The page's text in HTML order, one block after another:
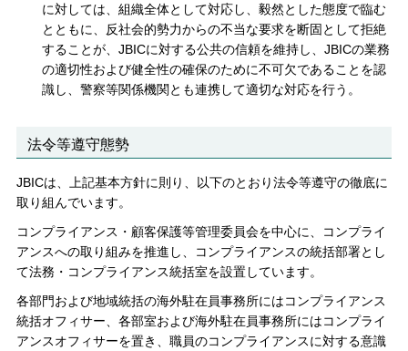
に対しては、組織全体として対応し、毅然とした態度で臨む
とともに、反社会的勢力からの不当な要求を断固として拒絶
することが、JBICに対する公共の信頼を維持し、JBICの業務
の適切性および健全性の確保のために不可欠であることを認
識し、警察等関係機関とも連携して適切な対応を行う。
法令等遵守態勢
JBICは、上記基本方針に則り、以下のとおり法令等遵守の徹底に
取り組んでいます。
コンプライアンス・顧客保護等管理委員会を中心に、コンプライ
アンスへの取り組みを推進し、コンプライアンスの統括部署とし
て法務・コンプライアンス統括室を設置しています。
各部門および地域統括の海外駐在員事務所にはコンプライアンス
統括オフィサー、各部室および海外駐在員事務所にはコンプライ
アンスオフィサーを置き、職員のコンプライアンスに対する意識